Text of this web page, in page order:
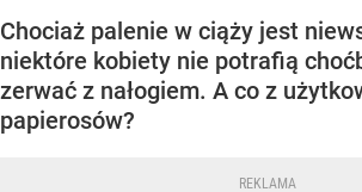
Chociaż palenie w ciąży jest
niektóre kobiety nie potrafią
zerwać z nałogiem. A co z
papierosów?